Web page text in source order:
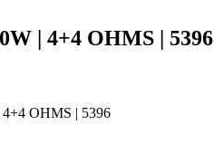
| 4+4 OHMS | 5396
OHMS | 5396